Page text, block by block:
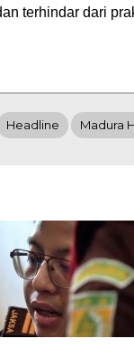
terhindar dari
Headline Madura